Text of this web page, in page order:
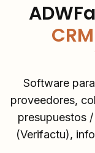
Software
proveedores,
presupuestos
(Verifactu),